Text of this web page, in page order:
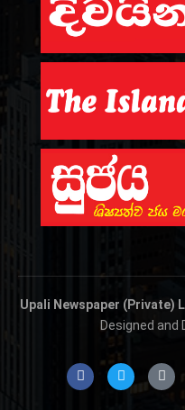
Upali Newspaper (Private)
Designed and